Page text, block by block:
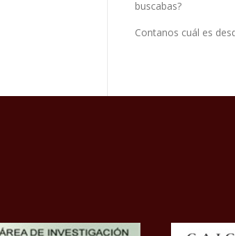
buscabas?
Contanos cuál es